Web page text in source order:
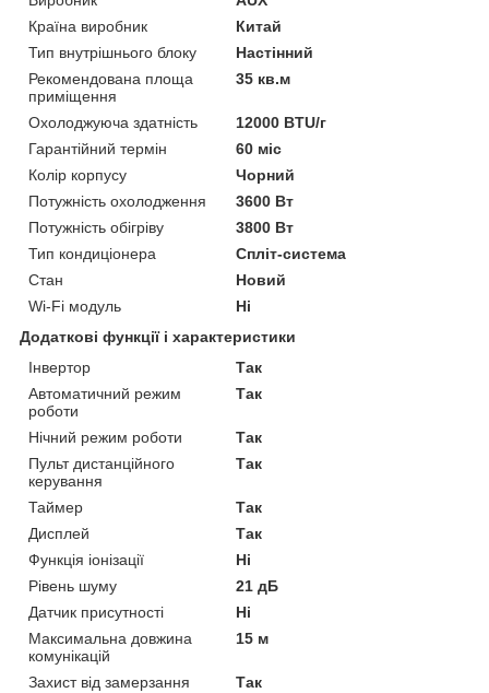
Країна виробник
Китай
Тип внутрішнього блоку
Настінний
Рекомендована площа
приміщення
35 кв.м
Охолоджуюча здатність
12000 BTU/г
Гарантійний термін
60 міс
Колір корпусу
Чорний
Потужність охолодження
3600 Вт
Потужність обігріву
3800 Вт
Тип кондиціонера
Спліт-система
Стан
Новий
Wi-Fi модуль
Ні
Додаткові функції і характеристики
Інвертор
Так
Автоматичний режим
роботи
Так
Нічний режим роботи
Так
Пульт дистанційного
керування
Так
Таймер
Так
Дисплей
Так
Функція іонізації
Ні
Рівень шуму
21 дБ
Датчик присутності
Ні
Максимальна довжина
комунікацій
15 м
Захист від замерзання
Так